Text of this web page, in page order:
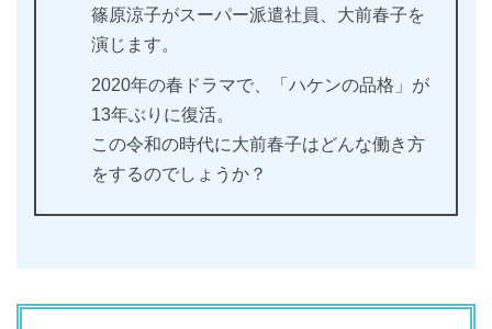
篠原涼子がスーパー派遣社員、大前春子を
演じます。
2020年の春ドラマで、「ハケンの品格」が
13年ぶりに復活。
この令和の時代に大前春子はどんな働き方
をするのでしょうか？